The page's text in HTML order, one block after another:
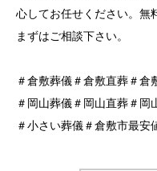
心してお任せください。無
まずはご相談下さい。
＃倉敷葬儀＃倉敷直葬＃
＃岡山葬儀＃岡山直葬＃
＃小さい葬儀＃倉敷市最安